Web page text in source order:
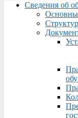
Menu
Сведения об